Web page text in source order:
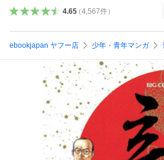
4.65（4,567件）
ebookjapan ヤフー店 少年・青年マンガ